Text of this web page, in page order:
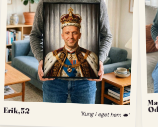
Erik, 52 "Kung i eget hem 👑"